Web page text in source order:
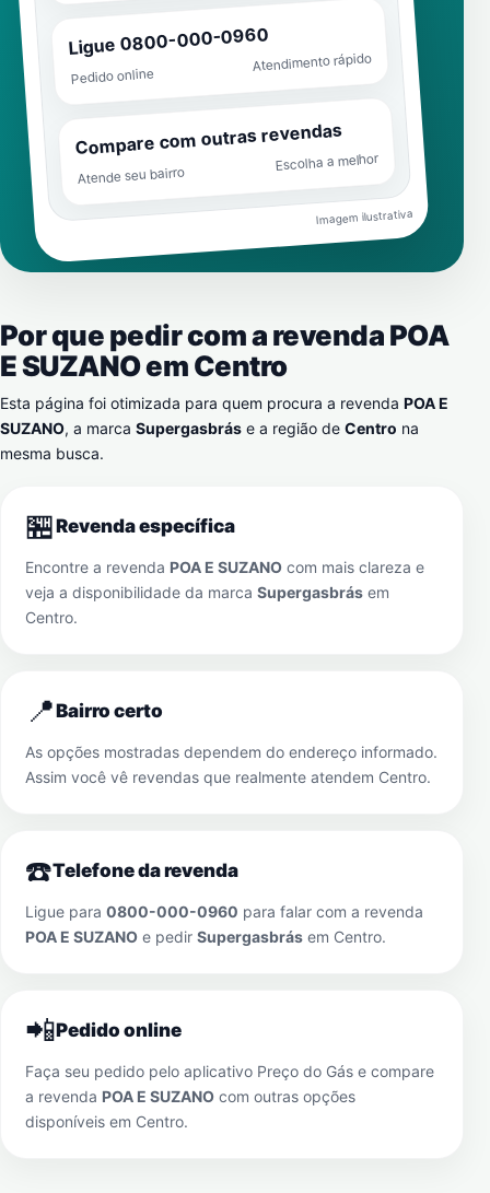
Ligue 0800-000-0960
Pedido online
Atendimento rápido
Compare com outras revendas
Atende seu bairro
Escolha a melhor
Imagem ilustrativa
Por que pedir com a revenda POA
E SUZANO emCentro
Esta página foi otimizada para quem procura a revenda POA E
SUZANO, a marca Supergasbrás e a região de Centro na
mesma busca.
🏪Revenda específica
Encontre a revenda POA E SUZANO com mais clareza e
veja a disponibilidade da marca Supergasbrás em
Centro.
📍Bairro certo
As opções mostradas dependem do endereço informado.
Assim você vê revendas que realmente atendem Centro.
☎️Telefone da revenda
Ligue para 0800-000-0960 para falar com a revenda
POA E SUZANO e pedir Supergasbrás em Centro.
📲Pedido online
Faça seu pedido pelo aplicativo Preço do Gás e compare
a revenda POA E SUZANO com outras opções
disponíveis em Centro.